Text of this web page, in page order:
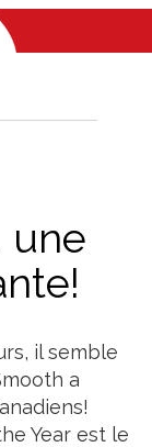
une
il semble
a
Year est le